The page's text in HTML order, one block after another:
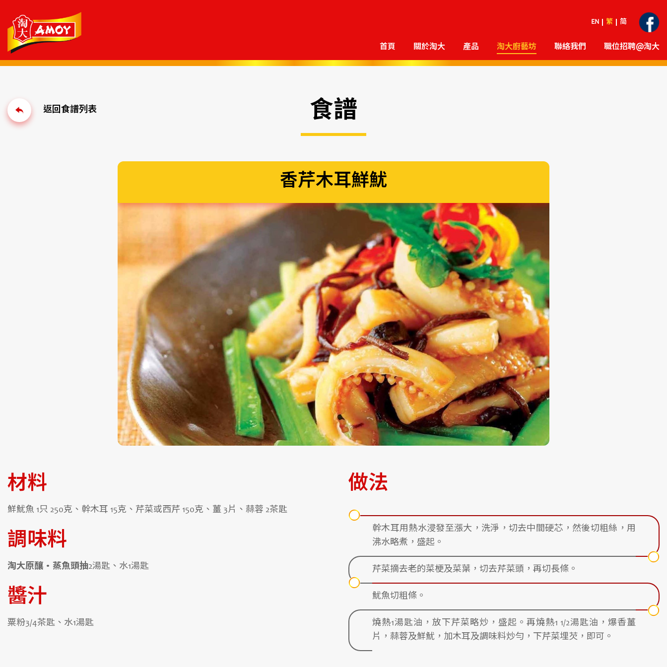
EN 繁 简
首頁 關於淘大 產品 淘大廚藝坊 聯絡我們 職位招聘@淘大
食譜
香芹木耳鮮魷
材料
鮮魷魚 1只 250克、幹木耳 15克、芹菜或西芹 150克、薑 3片、蒜蓉 2茶匙
調味料
淘大原釀‧蒸魚頭抽 2湯匙、水1湯匙
醬汁
粟粉3/4茶匙、水1湯匙
做法
幹木耳用熱水浸發至漲大，洗淨，切去中間硬芯，然後切粗絲，用
沸水略煮，盛起。
芹菜摘去老的菜梗及菜葉，切去芹菜頭，再切長條。
魷魚切粗條。
燒熱1湯匙油，放下芹菜略炒，盛起。再燒熱1 1/2湯匙油，爆香薑
片，蒜蓉及鮮魷，加木耳及調味料炒勻，下芹菜埋芡，即可。